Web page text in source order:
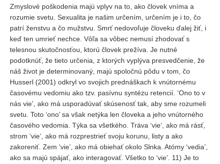
Zmyslové poškodenia majú vplyv na to, ako človek vníma a
rozumie svetu. Sexualita je našim určením, určením je i to, čo
patrí ženstvu a čo mužstvu. Smrť nedovoľuje človeku ďalej žiť, i
keď ten umrieť nechce. Vôľa sa vôbec nemusí zhodovať s
telesnou skutočnosťou, ktorú človek prežíva. Je nutné
podotknúť, že tieto určenia, z ktorých vyplýva presvedčenie, že
náš život je determinovaný, majú spoločnú pôdu v tom, čo
Husserl (2001) odkryl vo svojich prednáškach k vnútornému
časovému vedomiu ako tzv. pasívnu syntézu retencií. ‘Ono to v
nás vie’, ako má usporadúvať skúsenosť tak, aby sme rozumeli
svetu. Toto ‘ono’ sa však netýka len človeka a jeho vnútorného
časového vedomia. Týka sa všetkého. Tráva ‘vie‘, ako má rásť,
strom ‘vie‘, ako má rozprestrieť svoju korunu, listy a ako
zakoreniť. Zem ‘vie’, ako má obiehať okolo Slnka. Atómy ‘vedia’,
ako sa majú spájať, ako interagovať. Všetko to ‘vie’. 11) Je to